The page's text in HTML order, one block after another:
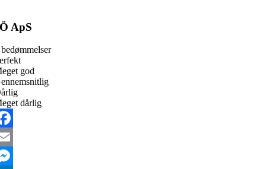
Ö ApS
god
dårlig